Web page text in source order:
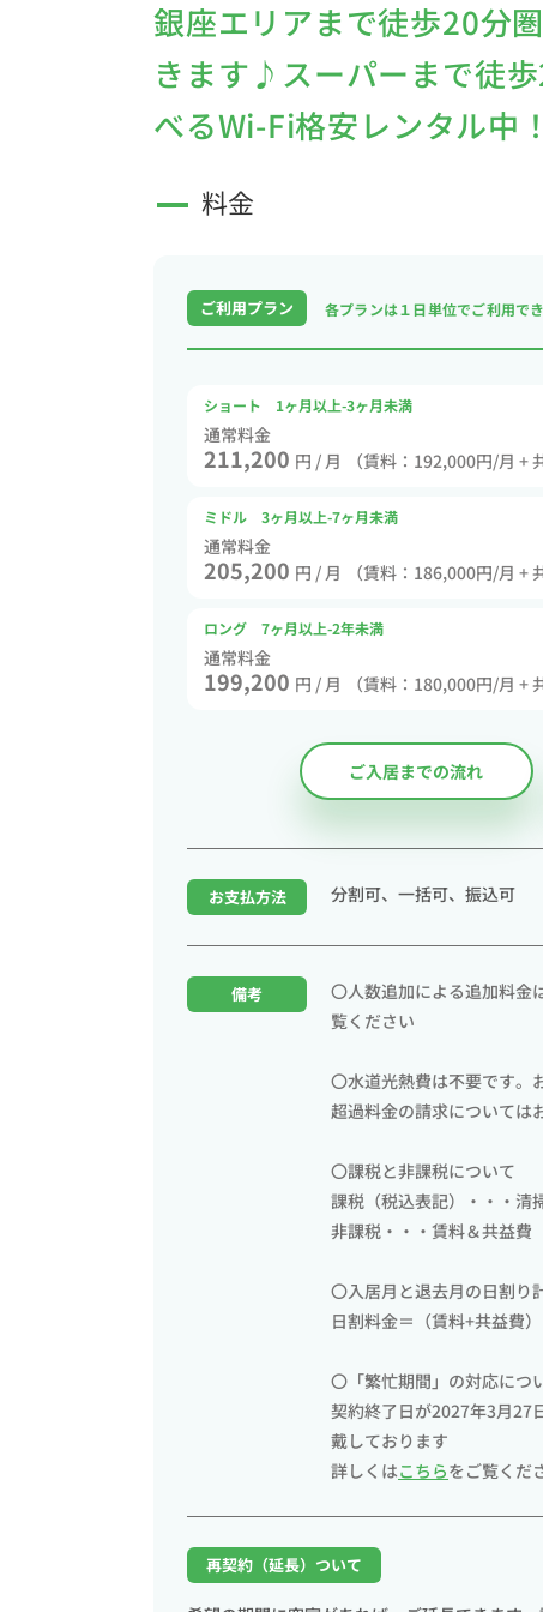
銀座エリアまで徒歩20分
きます♪スーパーまで徒
べるWi-Fi格安レンタル中！
料金
ご利用プラン 各プランは１日単位でご利用で
ショート 1ヶ月以上-3ヶ月未満
通常料金
211,200 円 / 月 （賃料：192,000円/月 +
ミドル 3ヶ月以上-7ヶ月未満
通常料金
205,200 円 / 月 （賃料：186,000円/月 +
ロング 7ヶ月以上-2年未満
通常料金
199,200 円 / 月 （賃料：180,000円/月 +
ご入居までの流れ
お支払方法 分割可、一括可、振込可
備考
〇人数追加による追加料金
覧ください
〇水道光熱費は不要です。
超過料金の請求については
〇課税と非課税について
課税（税込表記）・・・清
非課税・・・賃料＆共益費
〇入居月と退去月の日割り
日割料金＝（賃料+共益費
〇「繁忙期間」の対応につ
契約終了日が2027年3月27
戴しております
詳しくはこちらをご覧くだ
再契約（延長）ついて